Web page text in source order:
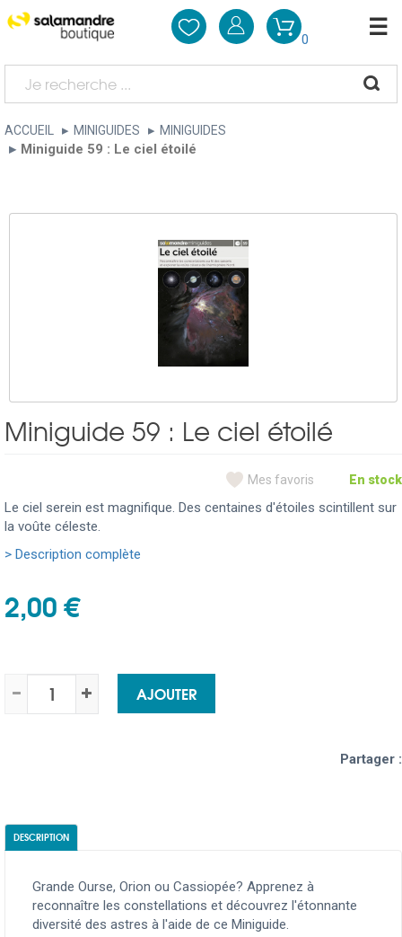
0
ACCUEIL MINIGUIDES MINIGUIDES
Miniguide 59 : Le ciel étoilé
Miniguide 59 : Le ciel étoilé
Mes favoris En stock
Le ciel serein est magnifique. Des centaines d'étoiles scintillent sur
la voûte céleste.
> Description complète
2,00 €
AJOUTER
Partager :
DESCRIPTION
Grande Ourse, Orion ou Cassiopée? Apprenez à
reconnaître les constellations et découvrez l'étonnante
diversité des astres à l'aide de ce Miniguide.